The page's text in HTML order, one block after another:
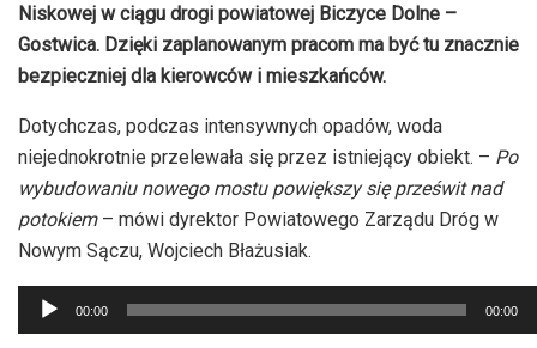
Niskowej w ciągu drogi powiatowej Biczyce Dolne –
Gostwica. Dzięki zaplanowanym pracom ma być tu znacznie
bezpieczniej dla kierowców i mieszkańców.
Dotychczas, podczas intensywnych opadów, woda
niejednokrotnie przelewała się przez istniejący obiekt. – Po
wybudowaniu nowego mostu powiększy się prześwit nad
potokiem– mówi dyrektor Powiatowego Zarządu Dróg w
Nowym Sączu, Wojciech Błażusiak.
Odtwarzacz
plików
00:00 00:00